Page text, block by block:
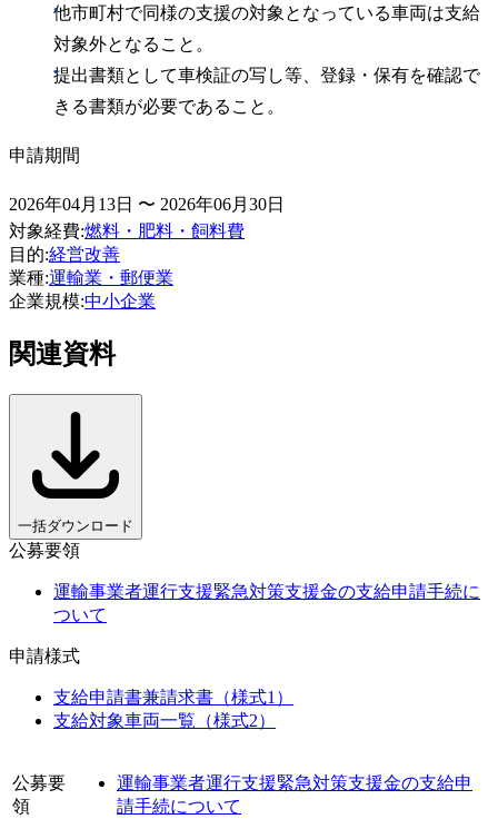
他市町村で同様の支援の対象となっている車両は支給
対象外となること。
提出書類として車検証の写し等、登録・保有を確認で
きる書類が必要であること。
申請期間
2026年04月13日 〜 2026年06月30日
対象経費:燃料・肥料・飼料費
目的:経営改善
業種:運輸業・郵便業
企業規模:中小企業
関連資料
一括ダウンロード
公募要領
運輸事業者運行支援緊急対策支援金の支給申請手続に
ついて
申請様式
支給申請書兼請求書（様式1）
支給対象車両一覧（様式2）
公募要
領
運輸事業者運行支援緊急対策支援金の支給申
請手続について